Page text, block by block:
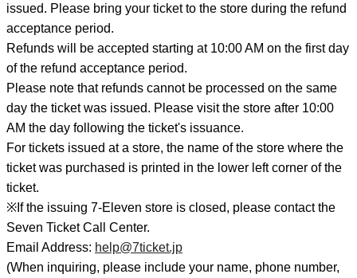
issued. Please bring your ticket to the store during the refund
acceptance period.
Refunds will be accepted starting at 10:00 AM on the first day
of the refund acceptance period.
Please note that refunds cannot be processed on the same
day the ticket was issued. Please visit the store after 10:00
AM the day following the ticket's issuance.
For tickets issued at a store, the name of the store where the
ticket was purchased is printed in the lower left corner of the
ticket.
※If the issuing 7-Eleven store is closed, please contact the
Seven Ticket Call Center.
Email Address: help@7ticket.jp
(When inquiring, please include your name, phone number,